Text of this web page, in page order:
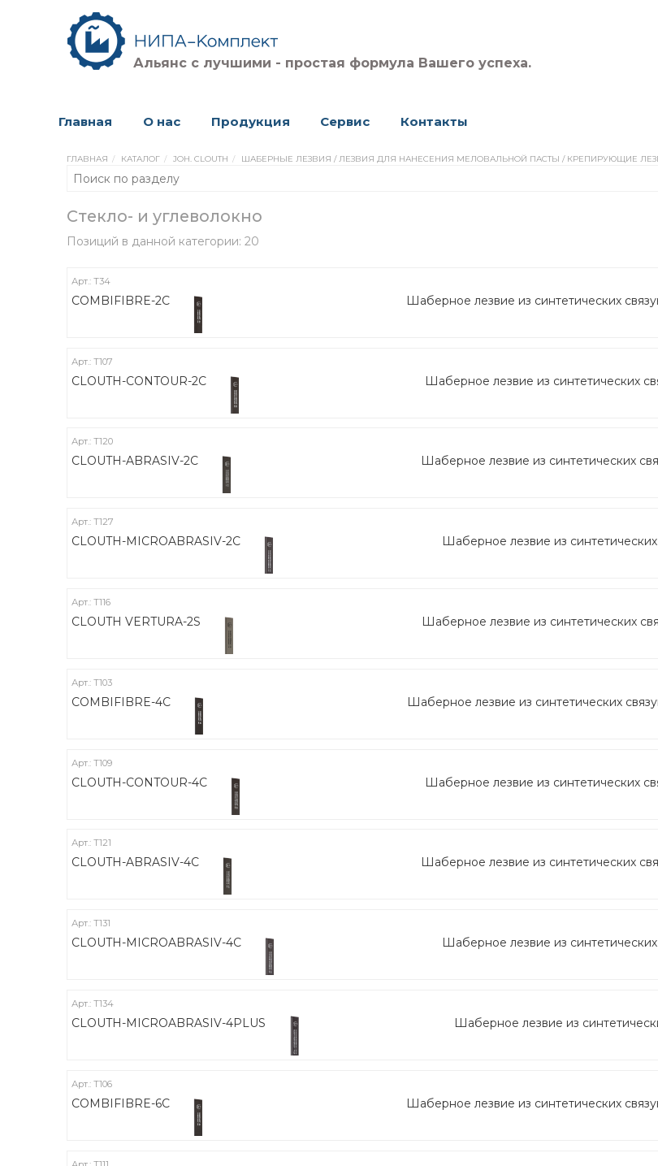
Альянс с лучшими - простая формула Вашего успеха.
Главная О нас Продукция Сервис Контакты
ГЛАВНАЯ КАТАЛОГ JOH. CLOUTH ШАБЕРНЫЕ ЛЕЗВИЯ / ЛЕЗВИЯ ДЛЯ НАНЕСЕНИЯ МЕЛОВАЛЬНОЙ ПАСТЫ / КРЕПИРУЮЩИЕ
Стекло- и углеволокно
Позиций в данной категории: 20
Арт.: Т34
COMBIFIBRE-2C Шаберное лезвие из синтетических
Арт.: Т107
CLOUTH-CONTOUR-2C Шаберное лезвие из синтетических
Арт.: Т120
CLOUTH-ABRASIV-2C Шаберное лезвие из синтетических
Арт.: Т127
CLOUTH-MICROABRASIV-2C Шаберное лезвие из
Арт.: Т116
CLOUTH VERTURA-2S Шаберное лезвие из синтетических
Арт.: Т103
COMBIFIBRE-4C Шаберное лезвие из синтетических
Арт.: Т109
CLOUTH-CONTOUR-4C Шаберное лезвие из синтетических
Арт.: Т121
CLOUTH-ABRASIV-4C Шаберное лезвие из синтетических
Арт.: Т131
CLOUTH-MICROABRASIV-4C Шаберное лезвие из
Арт.: Т134
CLOUTH-MICROABRASIV-4PLUS Шаберное лезвие из
Арт.: Т106
COMBIFIBRE-6C Шаберное лезвие из синтетических